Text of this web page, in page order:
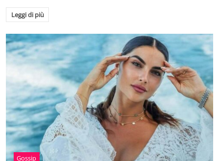
Leggi di più
Gossip